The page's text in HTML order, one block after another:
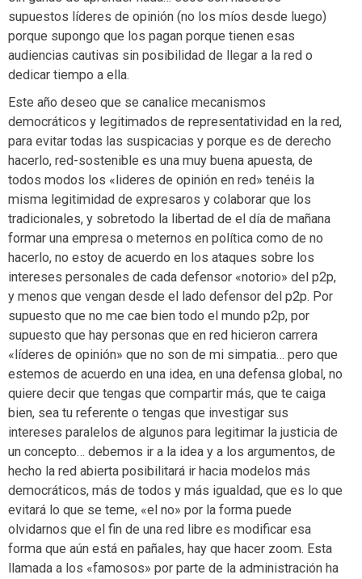
supuestos líderes de opinión (no los míos desde luego)
porque supongo que los pagan porque tienen esas
audiencias cautivas sin posibilidad de llegar a la red o
dedicar tiempo a ella.
Este año deseo que se canalice mecanismos
democráticos y legitimados de representatividad en la red,
para evitar todas las suspicacias y porque es de derecho
hacerlo, red-sostenible es una muy buena apuesta, de
todos modos los «lideres de opinión en red» tenéis la
misma legitimidad de expresaros y colaborar que los
tradicionales, y sobretodo la libertad de el día de mañana
formar una empresa o meternos en política como de no
hacerlo, no estoy de acuerdo en los ataques sobre los
intereses personales de cada defensor «notorio» del p2p,
y menos que vengan desde el lado defensor del p2p. Por
supuesto que no me cae bien todo el mundo p2p, por
supuesto que hay personas que en red hicieron carrera
«líderes de opinión» que no son de mi simpatia… pero que
estemos de acuerdo en una idea, en una defensa global, no
quiere decir que tengas que compartir más, que te caiga
bien, sea tu referente o tengas que investigar sus
intereses paralelos de algunos para legitimar la justicia de
un concepto… debemos ir a la idea y a los argumentos, de
hecho la red abierta posibilitará ir hacia modelos más
democráticos, más de todos y más igualdad, que es lo que
evitará lo que se teme, «el no» por la forma puede
olvidarnos que el fin de una red libre es modificar esa
forma que aún está en pañales, hay que hacer zoom. Esta
llamada a los «famosos» por parte de la administración ha